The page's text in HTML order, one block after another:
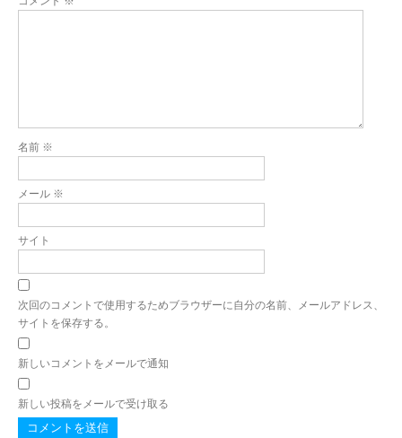
名前 ※
メール ※
サイト
次回のコメントで使用するためブラウザーに自分の名前、メールアドレス、
サイトを保存する。
新しいコメントをメールで通知
新しい投稿をメールで受け取る